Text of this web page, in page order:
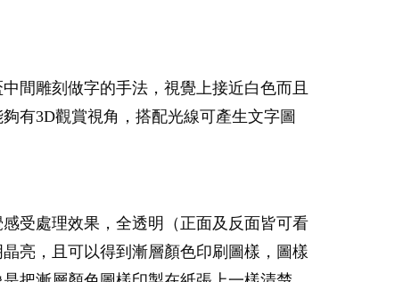
間雕刻做字的手法，視覺上接近白色而且
有3D觀賞視角，搭配光線可產生文字圖
受處理效果，全透明（正面及反面皆可看
亮，且可以得到漸層顏色印刷圖樣，圖樣